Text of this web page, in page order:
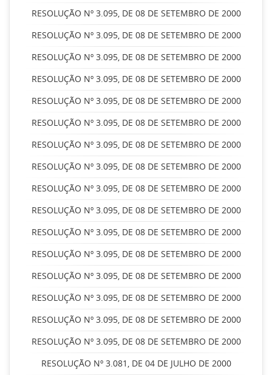
RESOLUÇÃO Nº 3.095, DE 08 DE SETEMBRO DE 2000
RESOLUÇÃO Nº 3.095, DE 08 DE SETEMBRO DE 2000
RESOLUÇÃO Nº 3.095, DE 08 DE SETEMBRO DE 2000
RESOLUÇÃO Nº 3.095, DE 08 DE SETEMBRO DE 2000
RESOLUÇÃO Nº 3.095, DE 08 DE SETEMBRO DE 2000
RESOLUÇÃO Nº 3.095, DE 08 DE SETEMBRO DE 2000
RESOLUÇÃO Nº 3.095, DE 08 DE SETEMBRO DE 2000
RESOLUÇÃO Nº 3.095, DE 08 DE SETEMBRO DE 2000
RESOLUÇÃO Nº 3.095, DE 08 DE SETEMBRO DE 2000
RESOLUÇÃO Nº 3.095, DE 08 DE SETEMBRO DE 2000
RESOLUÇÃO Nº 3.095, DE 08 DE SETEMBRO DE 2000
RESOLUÇÃO Nº 3.095, DE 08 DE SETEMBRO DE 2000
RESOLUÇÃO Nº 3.095, DE 08 DE SETEMBRO DE 2000
RESOLUÇÃO Nº 3.095, DE 08 DE SETEMBRO DE 2000
RESOLUÇÃO Nº 3.095, DE 08 DE SETEMBRO DE 2000
RESOLUÇÃO Nº 3.095, DE 08 DE SETEMBRO DE 2000
RESOLUÇÃO Nº 3.081, DE 04 DE JULHO DE 2000